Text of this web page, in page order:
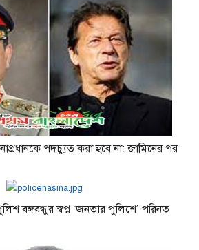
পদচ্যুত করা হবে না: জামিনের পর
বঙ্গবন্ধুর স্বপ্ন ‘জনতার পুলিশে’ পরিনত